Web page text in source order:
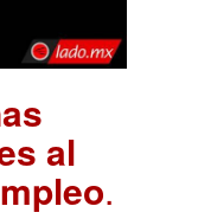
al
.